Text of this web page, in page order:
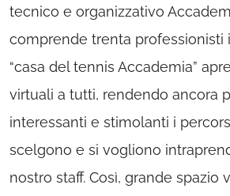
tecnico e organizzativo
comprende trenta professionisti
“casa del tennis Accademia”
virtuali a tutti, rendendo ancora
interessanti e stimolanti i
scelgono e si vogliono
nostro staff. Così, grande spazio